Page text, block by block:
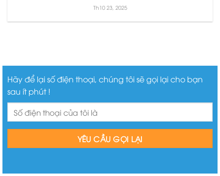
Th10 23, 2025
Hãy để lại số điện thoại, chúng tôi sẽ gọi lại cho bạn
sau ít phút !